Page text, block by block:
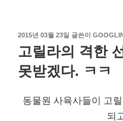
작
성
일
자
2015년 03월 23일 글쓴이
고릴라의 격한
못받겠다. ㅋㅋ
동물원 사육사들이 고
되